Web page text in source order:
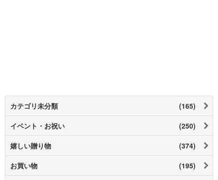
カテゴリ未分類 (165)
イベント・お祝い (250)
嬉しい贈り物 (374)
お買い物 (195)